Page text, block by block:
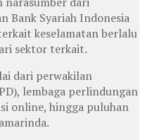
Bank Syariah Indonesia
keselamatan berlalu
sektor terkait.
dari perwakilan
lembaga perlindungan
online, hingga puluhan